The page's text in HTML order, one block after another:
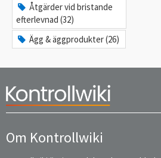
Åtgärder vid bristande
efterlevnad (32)
Ägg & äggprodukter (26)
Om Kontrollwiki